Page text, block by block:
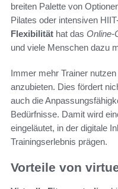
breiten Palette von
Pilates oder intensiven
Flexibilität hat das Online-
und viele Menschen dazu
Immer mehr Trainer
anzubieten. Dies fördert
auch die
Bedürfnisse. Damit wird
eingeläutet, in der digitale
Trainingserlebnis prägen.
Vorteile von